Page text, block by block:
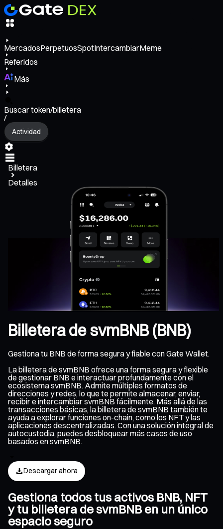
MercadosPerpetuosSpotIntercambiarMeme
Referidos
Más
Buscar token/billetera
/
Actividad
Billetera
Detalles
Billetera de svmBNB (BNB)
Gestiona tu BNB de forma segura y fiable con Gate Wallet.
La billetera de svmBNB ofrece una forma segura y flexible
de gestionar BNB e interactuar profundamente con el
ecosistema svmBNB. Admite múltiples formatos de
direcciones y redes, lo que te permite almacenar, enviar,
recibir e intercambiar svmBNB fácilmente. Más allá de las
transacciones básicas, la billetera de svmBNB también te
ayuda a explorar funciones on-chain, como los NFT y las
aplicaciones descentralizadas. Con una solución integral de
autocustodia, puedes desbloquear más casos de uso
basados en svmBNB.
Descargar ahora
Gestiona todos tus activos BNB, NFT
y tu billetera de svmBNB en un único
espacio seguro